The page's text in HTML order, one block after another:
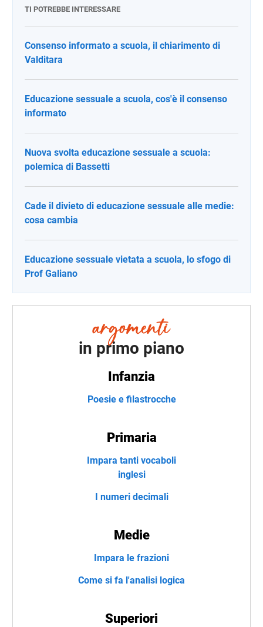
TI POTREBBE INTERESSARE
Consenso informato a scuola, il chiarimento di
Valditara
Educazione sessuale a scuola, cos'è il consenso
informato
Nuova svolta educazione sessuale a scuola:
polemica di Bassetti
Cade il divieto di educazione sessuale alle medie:
cosa cambia
Educazione sessuale vietata a scuola, lo sfogo di
Prof Galiano
in primo piano
Infanzia
Poesie e filastrocche
Primaria
Impara tanti vocaboli
inglesi
I numeri decimali
Medie
Impara le frazioni
Come si fa l'analisi logica
Superiori